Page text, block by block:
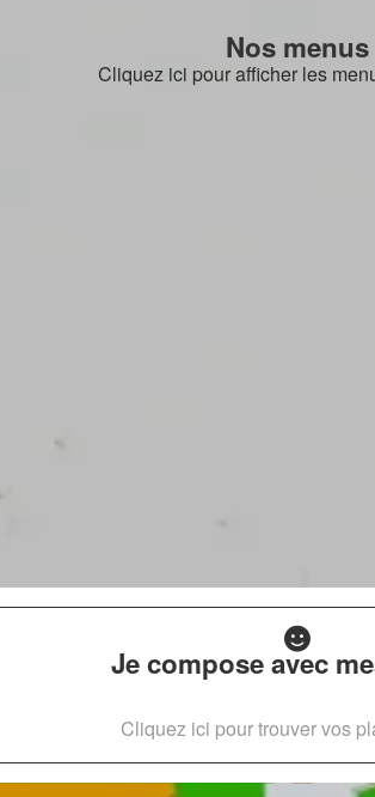
Nos menus
Cliquez ici pour afficher les
Je compose avec
Cliquez ici pour trouver vos